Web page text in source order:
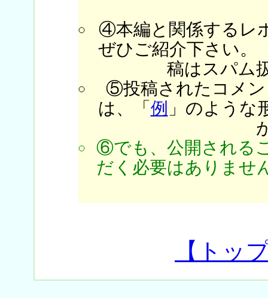
④本編と関係するレ
ぜひご紹介下さい。
稿はスパム
⑤投稿されたコメン
は、「 例 」のような
⑥でも、公開される
だく必要はありませ
【トッ